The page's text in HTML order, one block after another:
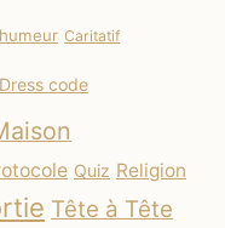
Caritatif
Dress code
Quiz Religion
Tête à Tête